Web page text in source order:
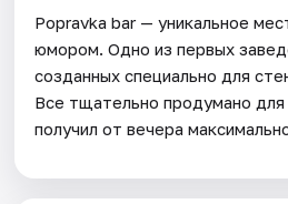
Popravka bar — уникальное
юмором. Одно из первых
созданных специально для
Все тщательно продумано
получил от вечера